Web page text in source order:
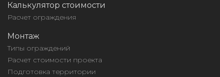
Калькулятор стоимости
Расчет ограждения
Монтаж
Типы ограждений
Расчет стоимости проекта
Подготовка территории